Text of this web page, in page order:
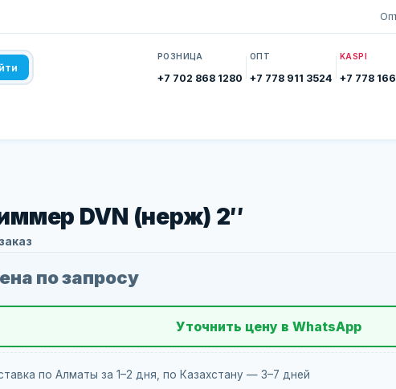
РОЗНИЦА
+7 702 868 1280
ОПТ
+7 778 911 3524
KASPI
+7 778
DVN (нерж) 2″
по запросу
Уточнить цену в WhatsApp
по Алматы за 1–2 дня, по Казахстану — 3–7 дней